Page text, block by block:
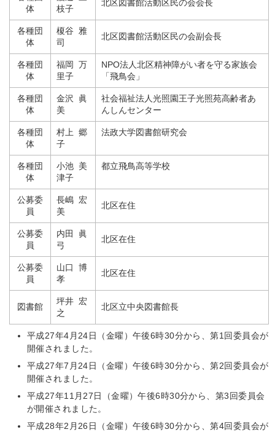
体
枝子
北区図書館活動区民の会会長
各種団
体
榎谷 雅
司
北区図書館活動区民の会副会長
各種団
体
福岡 万
里子
NPO法人北区精神障がい者を守る家族会
「飛鳥会」
各種団
体
金沢 眞
美
社会福祉法人光照園王子光照苑高齢者あ
んしんセンター
各種団
体
村上 郷
子
法政大学図書館研究会
各種団
体
小池 美
津子
都立飛鳥高等学校
公募委
員
長嶋 宏
美
北区在住
公募委
員
内田 眞
弓
北区在住
公募委
員
山口 博
孝
北区在住
図書館
坪井 宏
之
北区立中央図書館長
平成27年4月24日（金曜）午後6時30分から、第1回委員会が
開催されました。
平成27年7月24日（金曜）午後6時30分から、第2回委員会が
開催されました。
平成27年11月27日（金曜）午後6時30分から、第3回委員会
が開催されました。
平成28年2月26日（金曜）午後6時30分から、第4回委員会が